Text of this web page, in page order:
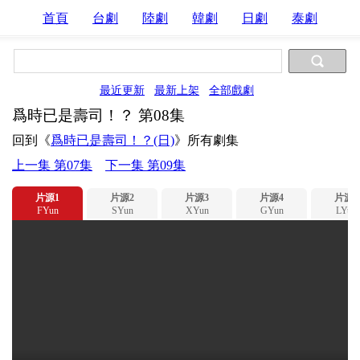
首頁 台劇 陸劇 韓劇 日劇 泰劇
最近更新 最新上架 全部戲劇
爲時已是壽司！？ 第08集
回到《爲時已是壽司！？(日)》所有劇集
上一集 第07集
下一集 第09集
片源1
FYun
片源2
SYun
片源3
XYun
片源4
GYun
片源5
LYun